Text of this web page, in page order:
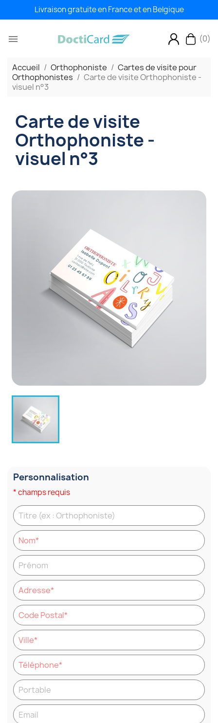
Livraison gratuite en France et en Belgique
 (0)
Accueil Orthophoniste
Cartes de visite pour
Orthophonistes
Carte de visite Orthophoniste -
visuel n°3
Carte de visite
Orthophoniste -
visuel n°3
Personnalisation
* champs requis